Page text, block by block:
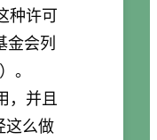
种许可
金会列
。
，并且
这么做